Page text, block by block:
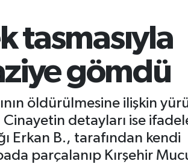
tasmasıyla
gömdü
öldürülmesine ilişkin
Cinayetin detayları ise
Erkan B., tarafından kendi
parçalanıp Kırşehir